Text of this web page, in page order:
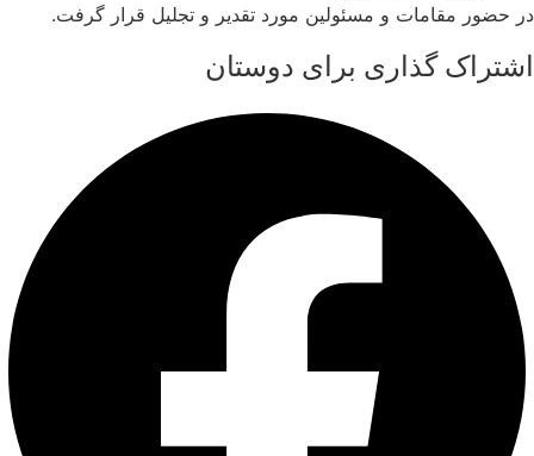
در حضور مقامات و مسئولین مورد تقدیر و تجلیل قرار گرفت.
اشتراک گذاری برای دوستان